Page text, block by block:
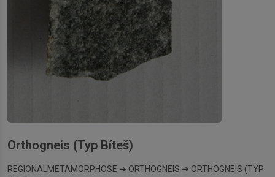
Orthogneis (Typ Bíteš)
REGIONALMETAMORPHOSE ➔ ORTHOGNEIS ➔ ORTHOGNEIS (TYP